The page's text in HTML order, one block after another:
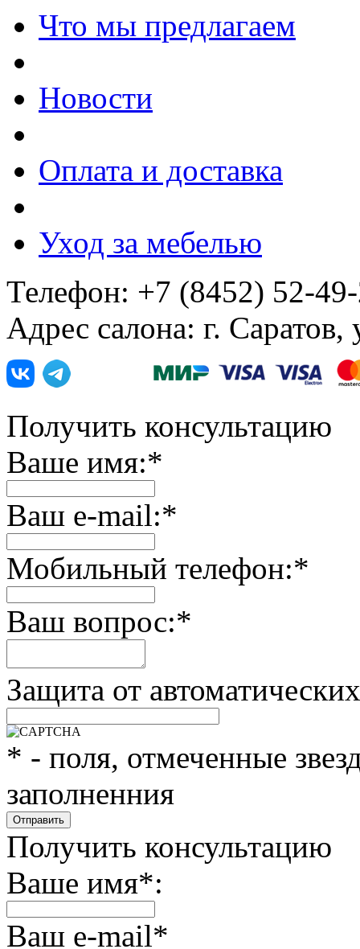
Что мы предлагаем
Новости
Оплата и доставка
Уход за мебелью
Телефон: +7 (8452) 52-
Адрес салона: г. Саратов,
Получить консультацию
Ваше имя:*
Ваш e-mail:*
Мобильный телефон:*
Ваш вопрос:*
Защита от
* - поля, отмеченные
заполненния
Получить консультацию
Ваше имя*:
Ваш e-mail*